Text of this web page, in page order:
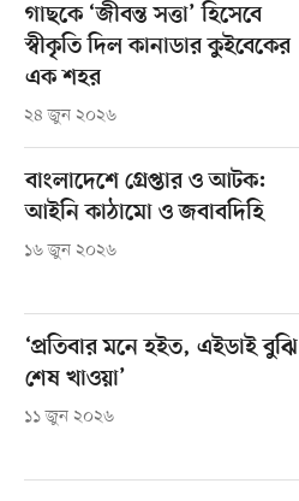
গাছকে ‘জীবন্ত সত্তা’ হিসেবে
স্বীকৃতি দিল কানাডার কুইবেকের
এক শহর
২৪ জুন ২০২৬
বাংলাদেশে গ্রেপ্তার ও আটক:
আইনি কাঠামো ও জবাবদিহি
১৬ জুন ২০২৬
‘প্রতিবার মনে হইত, এইডাই বুঝি
শেষ খাওয়া’
১১ জুন ২০২৬